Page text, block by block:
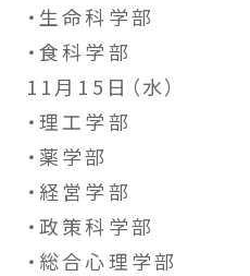
・生命科学部
・食科学部
11月15日（水）
・理工学部
・薬学部
・経営学部
・政策科学部
・総合心理学部